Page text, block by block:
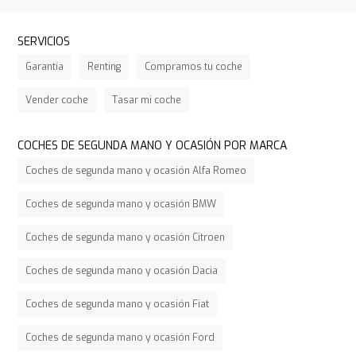
SERVICIOS
Garantía Renting Compramos tu coche
Vender coche Tasar mi coche
COCHES DE SEGUNDA MANO Y OCASIÓN POR MARCA
Coches de segunda mano y ocasión Alfa Romeo
Coches de segunda mano y ocasión BMW
Coches de segunda mano y ocasión Citroen
Coches de segunda mano y ocasión Dacia
Coches de segunda mano y ocasión Fiat
Coches de segunda mano y ocasión Ford